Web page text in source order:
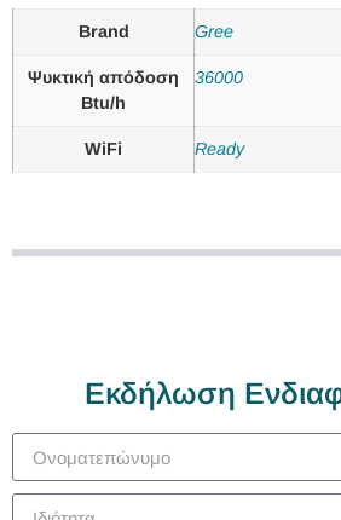
Brand Gree
Ψυκτική απόδοση
Btu/h
36000
WiFi Ready
Εκδήλωση